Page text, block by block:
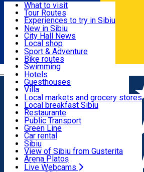
Română
Useful info
Activities & Adventure
Accommodation
Food, Drinks & Nightlife
Transport & Parking
Live Webcams
What to visit
Tour Routes
Experiences to try in Sibiu
Podcast
Culture
Museums
Churches
Parks, Zoo
County of Sibiu
New in Sibiu
City Hall News
Local shop
Sibiu artisans
Sibiul Verde
Public services
Education
How do I get to Sibiu
Tourist Info
Tour Guides
Guided tours
Publicații locale
Beauty salons
Sport & Adventure
Bike routes
Swimming
Riding
Indoor activities
Loc de joacă indoor
Loc de joacă outdoor
Ski
Ice skating
Yoga
Hotels
Guesthouses
Villa
Hostels
Motel
Camping
Renting rooms
Rooms for rent
Accommodation outside Sibiu
Local markets and grocery stores
Local breakfast Sibiu
Restaurante
Pizza
Fast Food
Coffee
Sweets
Pub, Bar
Night clubs
Bakeries
Public Transport
Green Line
Car rental
Rent a bike
Scooter rentals
Taxi
Ride Sharing
Sibiu
View of Sibiu from Gusterita
Arena Platoș
Live Webcams